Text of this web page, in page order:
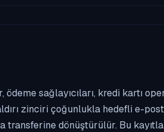
ödeme sağlayıcıları, kredi kartı
zinciri çoğunlukla hedefli e-
transferine dönüştürülür. Bu